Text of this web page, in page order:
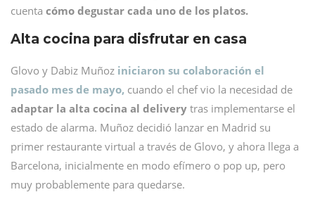
cuenta cómo degustar cada uno de los platos.
Alta cocina para disfrutar en casa
Glovo y Dabiz Muñoz iniciaron su colaboración el
pasado mes de mayo, cuando el chef vio la necesidad de
adaptar la alta cocina al delivery tras implementarse el
estado de alarma. Muñoz decidió lanzar en Madrid su
primer restaurante virtual a través de Glovo, y ahora llega a
Barcelona, inicialmente en modo efímero o pop up, pero
muy probablemente para quedarse.